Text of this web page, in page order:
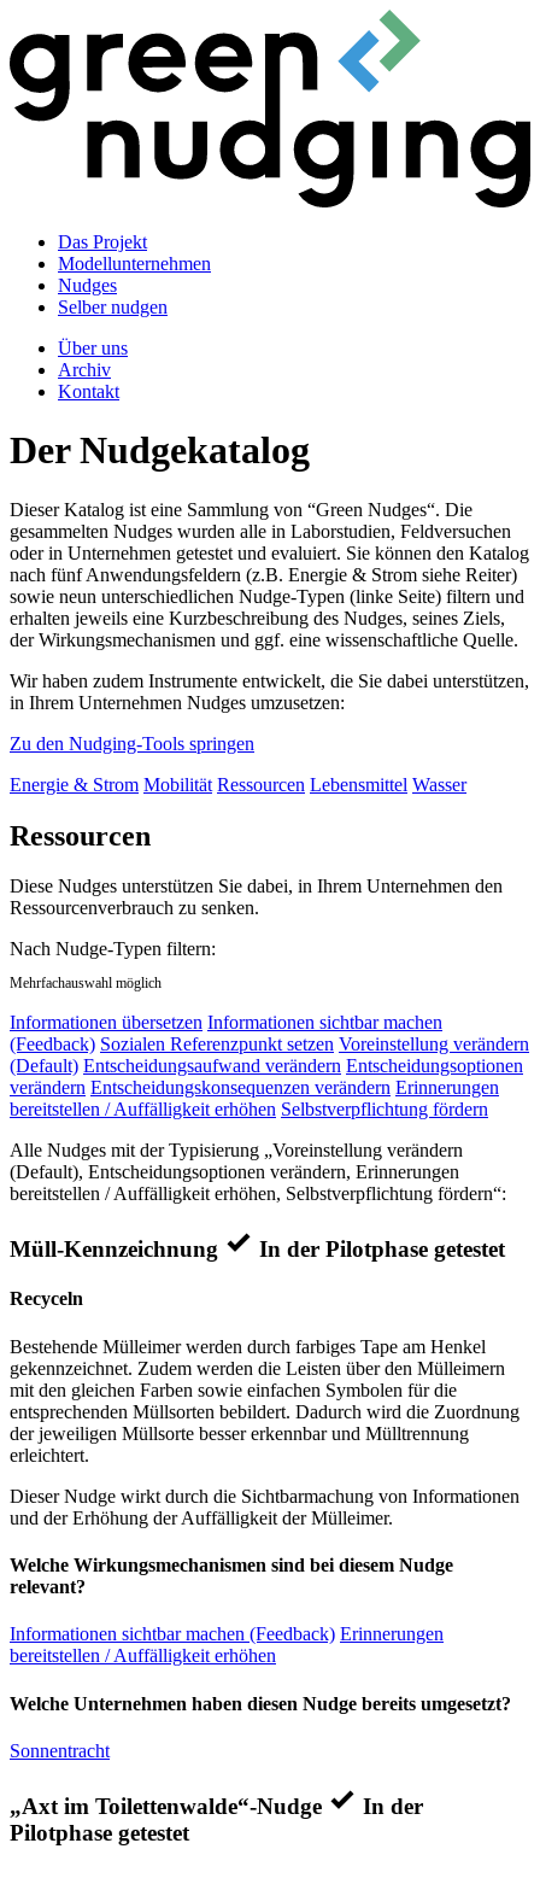
Das Projekt
Modellunternehmen
Nudges
Selber nudgen
Über uns
Archiv
Kontakt
Der Nudgekatalog
Dieser Katalog ist eine Sammlung von “Green Nudges“. Die
gesammelten Nudges wurden alle in Laborstudien, Feldversuchen
oder in Unternehmen getestet und evaluiert. Sie können den Katalog
nach fünf Anwendungsfeldern (z.B. Energie & Strom siehe Reiter)
sowie neun unterschiedlichen Nudge-Typen (linke Seite) filtern und
erhalten jeweils eine Kurzbeschreibung des Nudges, seines Ziels,
der Wirkungsmechanismen und ggf. eine wissenschaftliche Quelle.
Wir haben zudem Instrumente entwickelt, die Sie dabei unterstützen,
in Ihrem Unternehmen Nudges umzusetzen:
Zu den Nudging-Tools springen
Energie & Strom Mobilität Ressourcen Lebensmittel Wasser
Ressourcen
Diese Nudges unterstützen Sie dabei, in Ihrem Unternehmen den
Ressourcenverbrauch zu senken.
Nach Nudge-Typen filtern:
Mehrfachauswahl möglich
Informationen übersetzen Informationen sichtbar machen
(Feedback) Sozialen Referenzpunkt setzen Voreinstellung verändern
(Default) Entscheidungsaufwand verändern Entscheidungsoptionen
verändern Entscheidungskonsequenzen verändern Erinnerungen
bereitstellen / Auffälligkeit erhöhen Selbstverpflichtung fördern
Alle Nudges mit der Typisierung „Voreinstellung verändern
(Default), Entscheidungsoptionen verändern, Erinnerungen
bereitstellen / Auffälligkeit erhöhen, Selbstverpflichtung fördern“:
Müll-Kennzeichnung In der Pilotphase getestet
Recyceln
Bestehende Mülleimer werden durch farbiges Tape am Henkel
gekennzeichnet. Zudem werden die Leisten über den Mülleimern
mit den gleichen Farben sowie einfachen Symbolen für die
entsprechenden Müllsorten bebildert. Dadurch wird die Zuordnung
der jeweiligen Müllsorte besser erkennbar und Mülltrennung
erleichtert.
Dieser Nudge wirkt durch die Sichtbarmachung von Informationen
und der Erhöhung der Auffälligkeit der Mülleimer.
Welche Wirkungsmechanismen sind bei diesem Nudge
relevant?
Informationen sichtbar machen (Feedback) Erinnerungen
bereitstellen / Auffälligkeit erhöhen
Welche Unternehmen haben diesen Nudge bereits umgesetzt?
Sonnentracht
„Axt im Toilettenwalde“-Nudge
In der
Pilotphase getestet